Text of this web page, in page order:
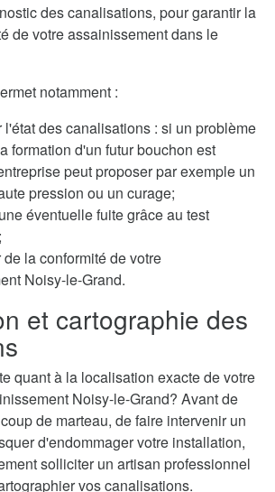
des canalisations, pour garantir la
de votre assainissement dans le
notamment :
l'état des canalisations : si un problème
formation d'un futur bouchon est
peut proposer par exemple un
pression ou un curage;
éventuelle fuite grâce au test
la conformité de votre
Noisy-le-Grand.
et cartographie des
quant à la localisation exacte de votre
Noisy-le-Grand? Avant de
de marteau, de faire intervenir un
d'endommager votre installation,
solliciter un artisan professionnel
vos canalisations.